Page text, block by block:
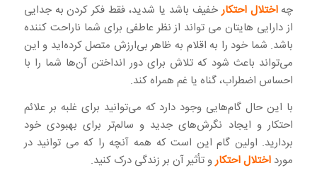
چهاختلال احتکارخفیف باشد یا شدید، فقط فکر کردن به جدایی
از دارایی هایتان می تواند از نظر عاطفی برای شما ناراحت کننده
باشد. شما خود را به اقلام به ظاهر بی‌ارزش متصل کرده‌اید و این
می‌تواند باعث شود که تلاش برای دور انداختن آن‌ها شما را با
احساس اضطراب، گناه یا غم همراه کند.
با این حال گام‌هایی وجود دارد که می‌توانید برای غلبه بر علائم
احتکار و ایجاد نگرش‌های جدید و سالم‌تر برای بهبودی خود
بردارید. اولین گام این است که همه آنچه را که می توانید در
مورد اختلال احتکارو تأثیر آن بر زندگی درک کنید.